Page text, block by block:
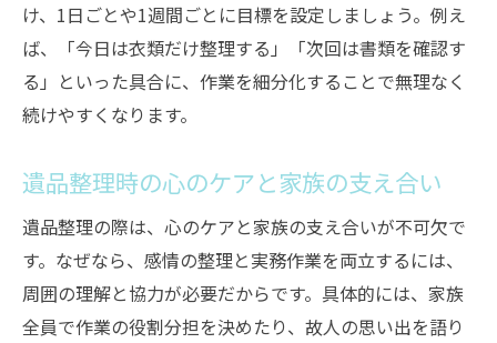
け、1日ごとや1週間ごとに目標を設定しましょう。例え
ば、「今日は衣類だけ整理する」「次回は書類を確認す
る」といった具合に、作業を細分化することで無理なく
続けやすくなります。
遺品整理時の心のケアと家族の支え合い
遺品整理の際は、心のケアと家族の支え合いが不可欠で
す。なぜなら、感情の整理と実務作業を両立するには、
周囲の理解と協力が必要だからです。具体的には、家族
全員で作業の役割分担を決めたり、故人の思い出を語り